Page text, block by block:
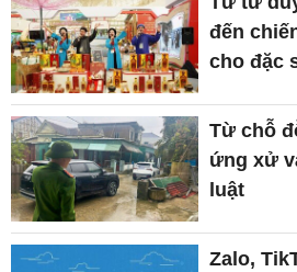
đến
cho đặc
Từ chỗ
ứng xử
luật
Zalo,